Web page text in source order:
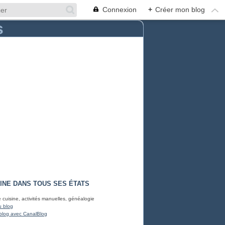
Connexion + Créer mon blog
DANS TOUS SES ÉTATS
cuisine, activités manuelles, généalogie
blog
avec CanalBlog